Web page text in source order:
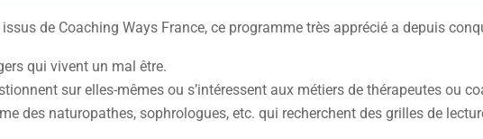
issus de Coaching Ways France, ce programme très apprécié a depuis
qui vivent un mal être.
sur elles-mêmes ou s’intéressent aux métiers de thérapeutes ou
des naturopathes, sophrologues, etc. qui recherchent des grilles de